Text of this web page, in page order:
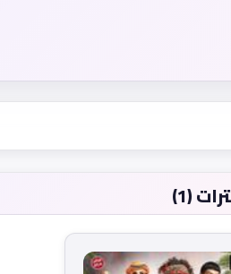
(1)